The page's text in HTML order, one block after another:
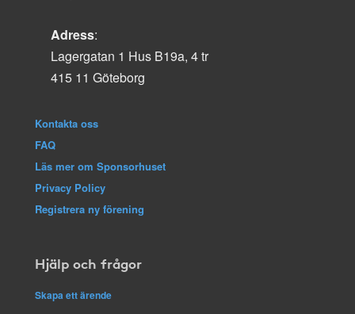
Adress:
Lagergatan 1 Hus B19a, 4 tr
415 11 Göteborg
Kontakta oss
FAQ
Läs mer om Sponsorhuset
Privacy Policy
Registrera ny förening
Hjälp och frågor
Skapa ett ärende